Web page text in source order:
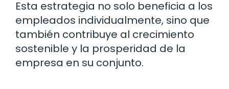
Esta estrategia no solo beneficia a los
empleados individualmente, sino que
también contribuye al crecimiento
sostenible y la prosperidad de la
empresa en su conjunto.